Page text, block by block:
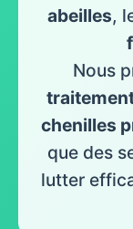
abeilles,
Nous
chenilles
que des
lutter